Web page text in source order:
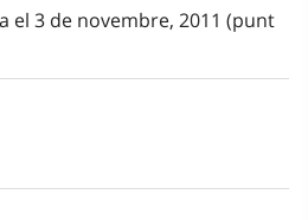
el 3 de novembre, 2011 (punt